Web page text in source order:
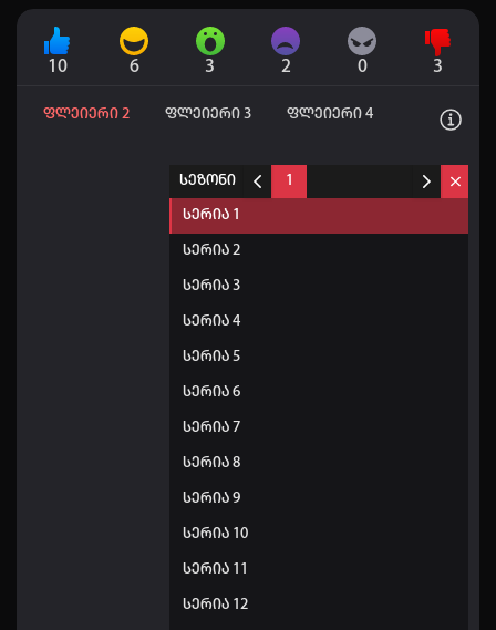
10 6 3 2 0 3
ფლეიერი 2 ფლეიერი 3 ფლეიერი 4
სეზონი 1
სერია 1
სერია 2
სერია 3
სერია 4
სერია 5
სერია 6
სერია 7
სერია 8
სერია 9
სერია 10
სერია 11
სერია 12